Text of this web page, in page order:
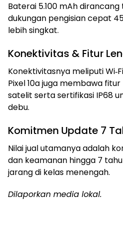
Baterai 5.100 mAh
dukungan pengisian cepat
lebih singkat.
Konektivitas & Fitur
Konektivitasnya meliputi
Pixel 10a juga membawa
satelit serta sertifikasi IP68
debu.
Komitmen Update 7
Nilai jual utamanya adalah
dan keamanan hingga 7
jarang di kelas menengah.
Dilaporkan media lokal.